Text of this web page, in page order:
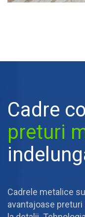
Cadre
preturi
Cadrele metalice
avantajoase